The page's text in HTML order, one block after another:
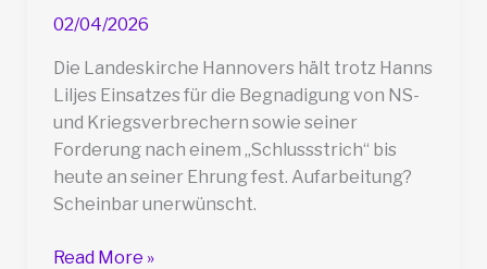
02/04/2026
Die Landeskirche Hannovers hält trotz Hanns
Liljes Einsatzes für die Begnadigung von NS-
und Kriegsverbrechern sowie seiner
Forderung nach einem „Schlussstrich“ bis
heute an seiner Ehrung fest. Aufarbeitung?
Scheinbar unerwünscht.
VB068
Read More »